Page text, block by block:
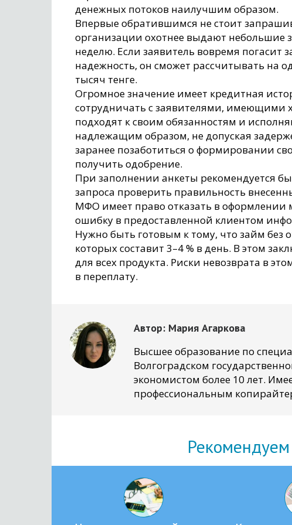
денежных потоков наилучшим образом.
Впервые обратившимся не стоит
организации охотнее выдают
неделю. Если заявитель вовремя
надежность, он сможет рассчитывать на
тысяч тенге.
Огромное значение имеет кредитная
сотрудничать с заявителями, имеющими
подходят к своим обязанностям и
надлежащим образом, не допуская
заранее позаботиться о формировании
получить одобрение.
При заполнении анкеты рекомендуется
запроса проверить правильность
МФО имеет право отказать в оформлении
ошибку в предоставленной клиентом
Нужно быть готовым к тому, что займ без
которых составит 3–4 % в день. В этом
для всех продукта. Риски невозврата в
в переплату.
Автор: Мария Агаркова
Высшее образование по
Волгоградском
экономистом более 10 лет.
профессиональным